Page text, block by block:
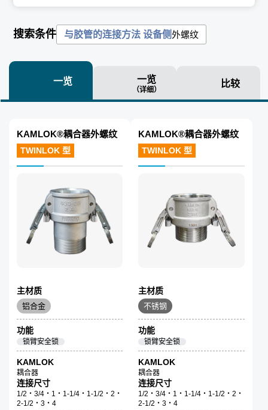
搜索条件 与胶管的连接方法 设备侧外螺纹
一览 一览
（详细）
比较
KAMLOK®耦合器外螺纹
TWINLOK 型
主材质
铝合金
功能
锁臂安全锁
KAMLOK
耦合器
连接尺寸
1/2・3/4・1・1-1/4・1-1/2・2・
2-1/2・3・4
KAMLOK®耦合器外螺纹
TWINLOK 型
主材质
不锈钢
功能
锁臂安全锁
KAMLOK
耦合器
连接尺寸
1/2・3/4・1・1-1/4・1-1/2・2・
2-1/2・3・4